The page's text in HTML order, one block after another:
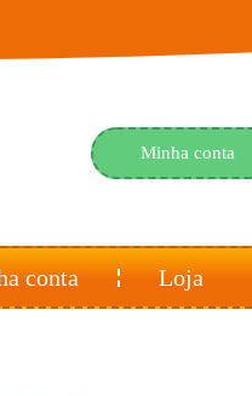
Minha conta
conta Loja